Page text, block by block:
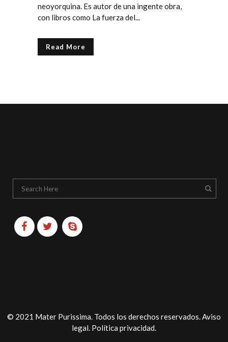
neoyorquina. Es autor de una ingente obra,
con libros como La fuerza del...
Read More
© 2021 Mater Purissima. Todos los derechos reservados.Aviso
legal. Política privacidad.